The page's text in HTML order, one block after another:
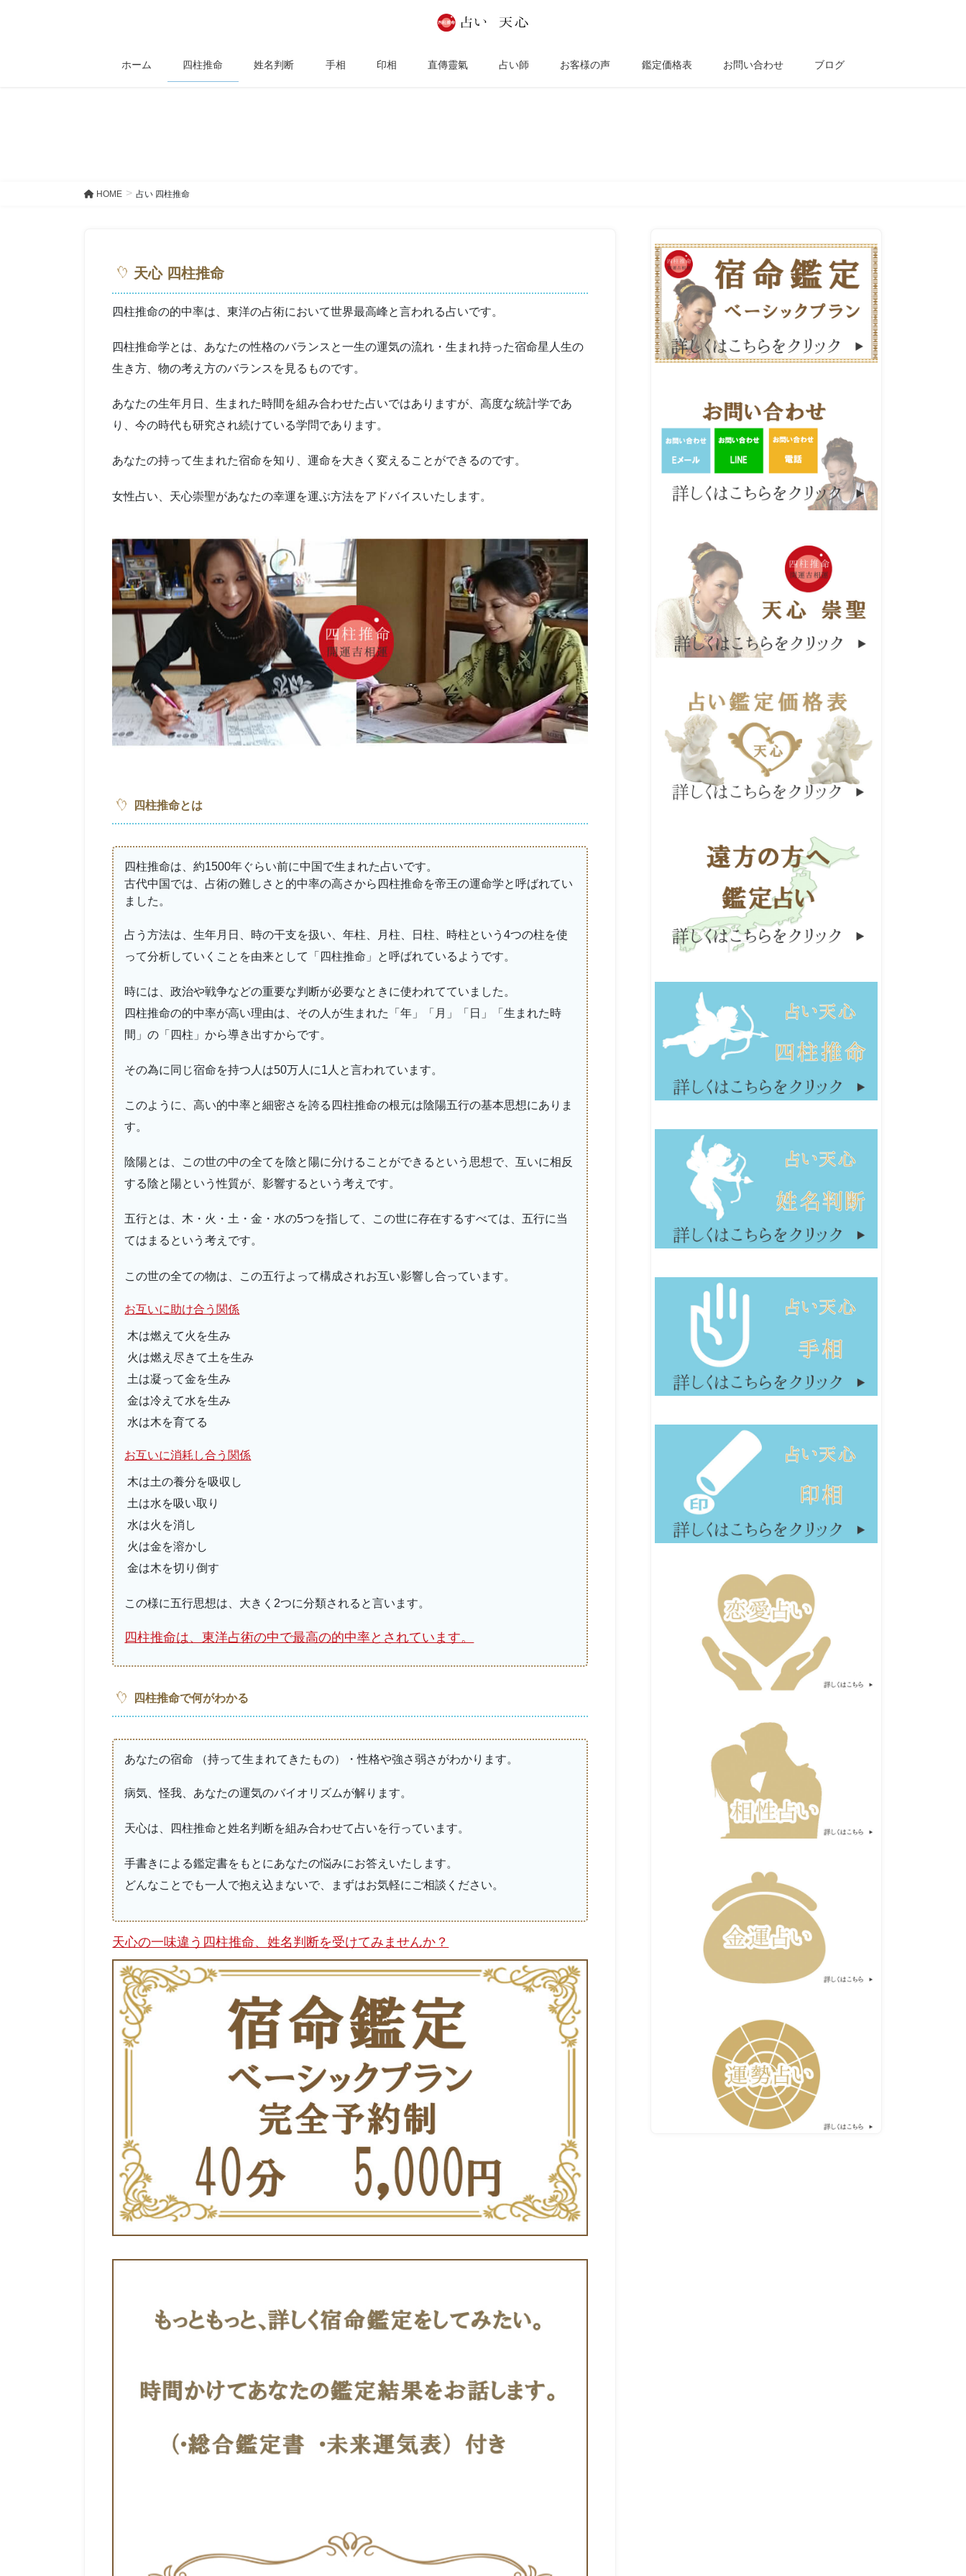
ホーム 四柱推命 姓名判断 手相 印相 直傳靈氣 占い師 お客様の声 鑑定価格表 お問い合わせ ブログ
HOME 占い 四柱推命
天心 四柱推命
四柱推命の的中率は、東洋の占術において世界最高峰と言われる占いです。
四柱推命学とは、あなたの性格のバランスと一生の運気の流れ・生まれ持った宿命星人生の
生き方、物の考え方のバランスを見るものです。
あなたの生年月日、生まれた時間を組み合わせた占いではありますが、高度な統計学であ
り、今の時代も研究され続けている学問であります。
あなたの持って生まれた宿命を知り、運命を大きく変えることができるのです。
女性占い、天心崇聖があなたの幸運を運ぶ方法をアドバイスいたします。
四柱推命とは
四柱推命は、約1500年ぐらい前に中国で生まれた占いです。
古代中国では、占術の難しさと的中率の高さから四柱推命を帝王の運命学と呼ばれてい
ました。
占う方法は、生年月日、時の干支を扱い、年柱、月柱、日柱、時柱という4つの柱を使
って分析していくことを由来として「四柱推命」と呼ばれているようです。
時には、政治や戦争などの重要な判断が必要なときに使われてていました。
四柱推命の的中率が高い理由は、その人が生まれた「年」「月」「日」「生まれた時
間」の「四柱」から導き出すからです。
その為に同じ宿命を持つ人は50万人に1人と言われています。
このように、高い的中率と細密さを誇る四柱推命の根元は陰陽五行の基本思想にありま
す。
陰陽とは、この世の中の全てを陰と陽に分けることができるという思想で、互いに相反
する陰と陽という性質が、影響するという考えです。
五行とは、木・火・土・金・水の5つを指して、この世に存在するすべては、五行に当
てはまるという考えです。
この世の全ての物は、この五行よって構成されお互い影響し合っています。
お互いに助け合う関係
木は燃えて火を生み
火は燃え尽きて土を生み
土は凝って金を生み
金は冷えて水を生み
水は木を育てる
お互いに消耗し合う関係
木は土の養分を吸収し
土は水を吸い取り
水は火を消し
火は金を溶かし
金は木を切り倒す
この様に五行思想は、大きく2つに分類されると言います。
四柱推命は、東洋占術の中で最高の的中率とされています。
四柱推命で何がわかる
あなたの宿命 （持って生まれてきたもの）・性格や強さ弱さがわかります。
病気、怪我、あなたの運気のバイオリズムが解ります。
天心は、四柱推命と姓名判断を組み合わせて占いを行っています。
手書きによる鑑定書をもとにあなたの悩みにお答えいたします。
どんなことでも一人で抱え込まないで、まずはお気軽にご相談ください。
天心の一味違う四柱推命、姓名判断を受けてみませんか？